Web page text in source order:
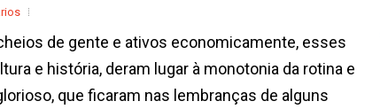
de gente e ativos economicamente, esses
e história, deram lugar à monotonia da rotina e
que ficaram nas lembranças de alguns